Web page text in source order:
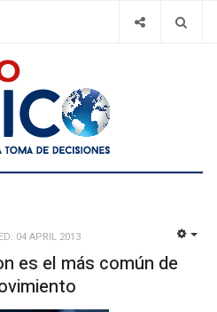
04 APRIL 2013
es el más común de